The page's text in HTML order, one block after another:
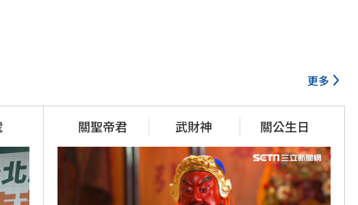
更多
關聖帝君 武財神 關公生日